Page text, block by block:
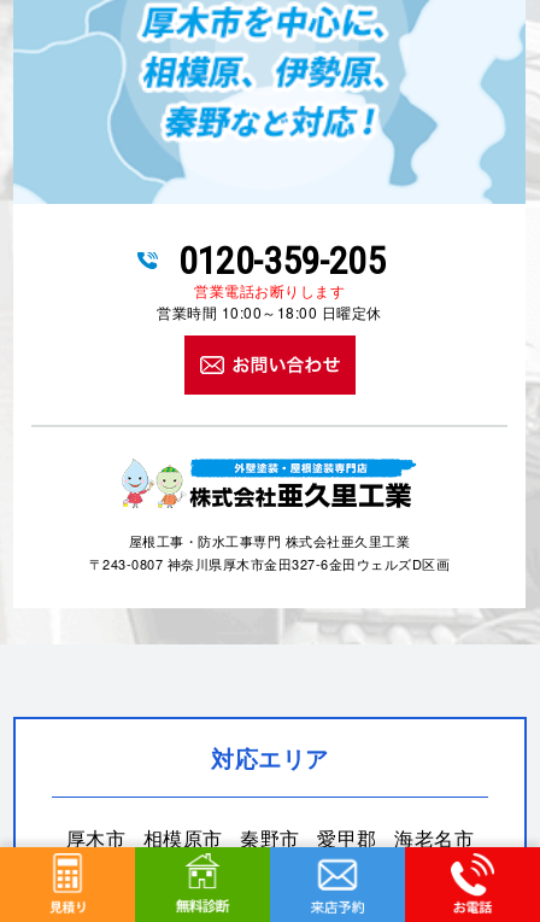
0120-359-205
営業電話お断りします
営業時間 10:00～18:00 日曜定休
屋根工事・防水工事専門 株式会社亜久里工業
〒243-0807 神奈川県厚木市金田327-6金田ウェルズD区画
対応エリア
厚木市 相模原市 秦野市 愛甲郡
海老名市
大和市
座間市 綾瀬市 伊勢原市
茅ヶ崎市